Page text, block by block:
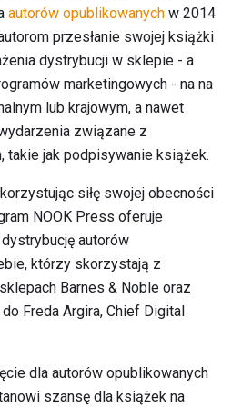
autorów opublikowanych w 2014
przesłanie swojej książki
dystrybucji w sklepie - a
marketingowych - na na
lub krajowym, a nawet
związane z
takie jak podpisywanie książek.
siłę swojej obecności
NOOK Press oferuje
autorów
którzy skorzystają z
Barnes & Noble oraz
Freda Argira, Chief Digital
dla autorów opublikowanych
szansę dla książek na